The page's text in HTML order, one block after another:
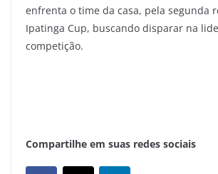
enfrenta o time da casa, pela segunda
Ipatinga Cup, buscando disparar na
competição.
Compartilhe em suas redes sociais